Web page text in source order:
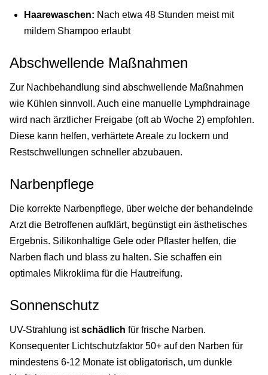
Haarewaschen: Nach etwa 48 Stunden meist mit
mildem Shampoo erlaubt
Abschwellende Maßnahmen
Zur Nachbehandlung sind abschwellende Maßnahmen
wie Kühlen sinnvoll. Auch eine manuelle Lymphdrainage
wird nach ärztlicher Freigabe (oft ab Woche 2) empfohlen.
Diese kann helfen, verhärtete Areale zu lockern und
Restschwellungen schneller abzubauen.
Narbenpflege
Die korrekte Narbenpflege, über welche der behandelnde
Arzt die Betroffenen aufklärt, begünstigt ein ästhetisches
Ergebnis. Silikonhaltige Gele oder Pflaster helfen, die
Narben flach und blass zu halten. Sie schaffen ein
optimales Mikroklima für die Hautreifung.
Sonnenschutz
UV-Strahlung istschädlich für frische Narben.
Konsequenter Lichtschutzfaktor 50+ auf den Narben für
mindestens 6-12 Monate ist obligatorisch, um dunkle